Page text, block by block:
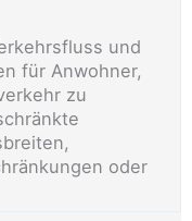
und
für Anwohner,
zu
oder